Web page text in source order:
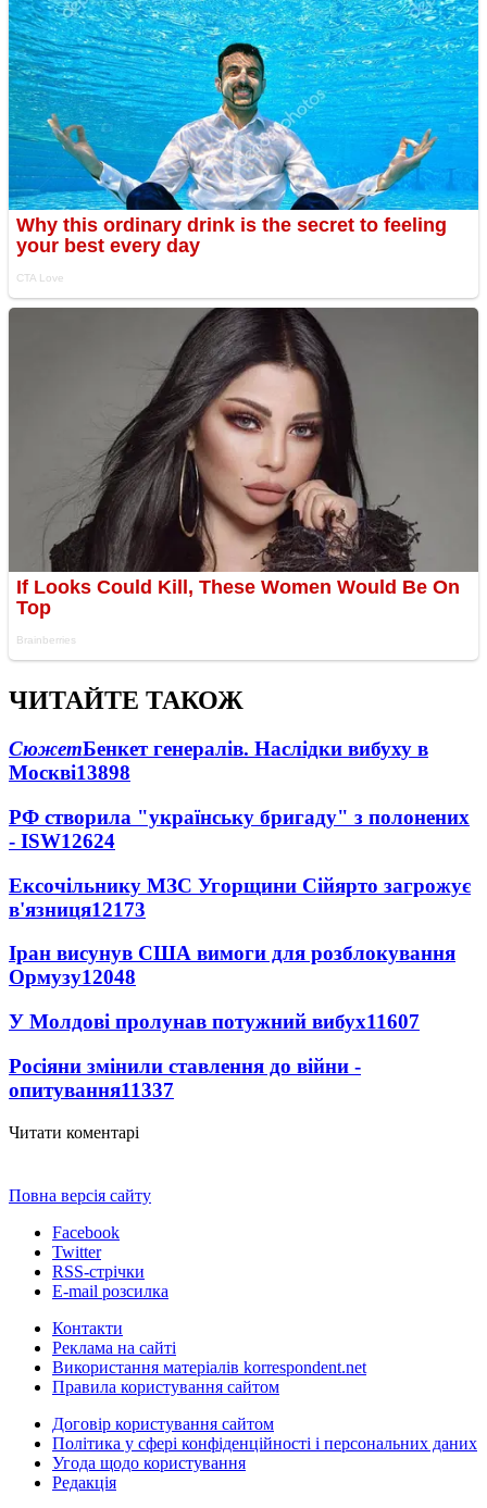
ЧИТАЙТЕ ТАКОЖ
СюжетБенкет генералів. Наслідки вибуху в
Москві13898
РФ створила "українську бригаду" з полонених
- ISW12624
Ексочільнику МЗС Угорщини Сійярто загрожує
в'язниця12173
Іран висунув США вимоги для розблокування
Ормузу12048
У Молдові пролунав потужний вибух11607
Росіяни змінили ставлення до війни -
опитування11337
Читати коментарі
Повна версія сайту
Facebook
Twitter
RSS-стрічки
E-mail розсилка
Контакти
Реклама на сайті
Використання матеріалів korrespondent.net
Правила користування сайтом
Договір користування сайтом
Політика у сфері конфіденційності і персональних даних
Угода щодо користування
Редакція